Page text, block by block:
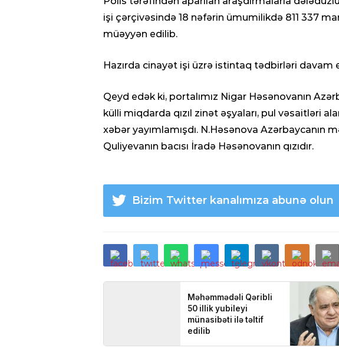
işi çərçivəsində 18 nəfərin ümumilikdə 811 337
müəyyən edilib.
Hazırda cinayət işi üzrə istintaq tədbirləri davam
Qeyd edək ki, portalımız Nigar Həsənovanın
külli miqdarda qızıl zinət əşyaları, pul vəsaitləri
xəbər yayımlamışdı. N.Həsənova Azərbaycanın
Quliyevanın bacısı İradə Həsənovanın qızıdır.
Bizim Twitter kanalımıza abunə olun